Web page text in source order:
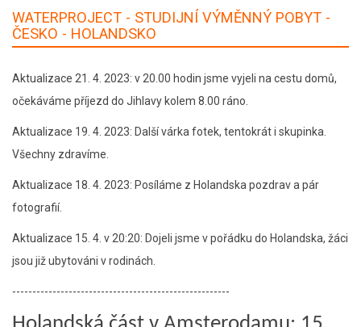
WATERPROJECT - STUDIJNÍ VÝMĚNNÝ POBYT -
ČESKO - HOLANDSKO
Aktualizace 21. 4. 2023: v 20.00 hodin jsme vyjeli na cestu domů,
očekáváme příjezd do Jihlavy kolem 8.00 ráno.
Aktualizace 19. 4. 2023: Další várka fotek, tentokrát i skupinka.
Všechny zdravíme.
Aktualizace 18. 4. 2023: Posíláme z Holandska pozdrav a pár
fotografií.
Aktualizace 15. 4. v 20:20: Dojeli jsme v pořádku do Holandska, žáci
jsou již ubytováni v rodinách.
------------------------------------------------------